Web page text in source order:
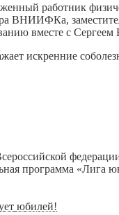
работник
ВНИИФКа,
вместе с Сергеем
искренние
программа
юбилей!